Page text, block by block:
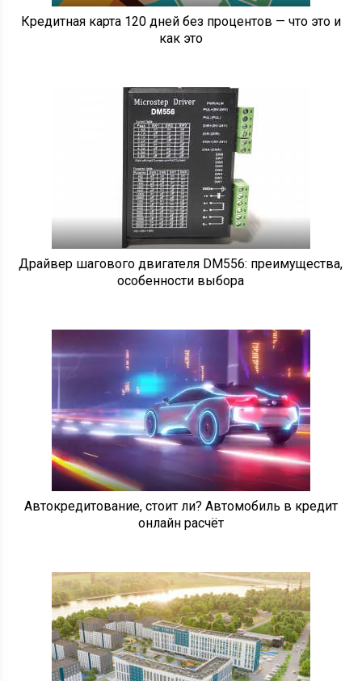
Кредитная карта 120 дней без процентов — что это и
как это
Драйвер шагового двигателя DM556: преимущества,
особенности выбора
Автокредитование, стоит ли? Автомобиль в кредит
онлайн расчёт